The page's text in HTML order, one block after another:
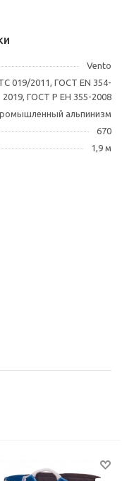
Vento
019/2011, ГОСТ EN 354-
2019, ГОСТ Р ЕН 355-2008
альпинизм
670
1,9 м